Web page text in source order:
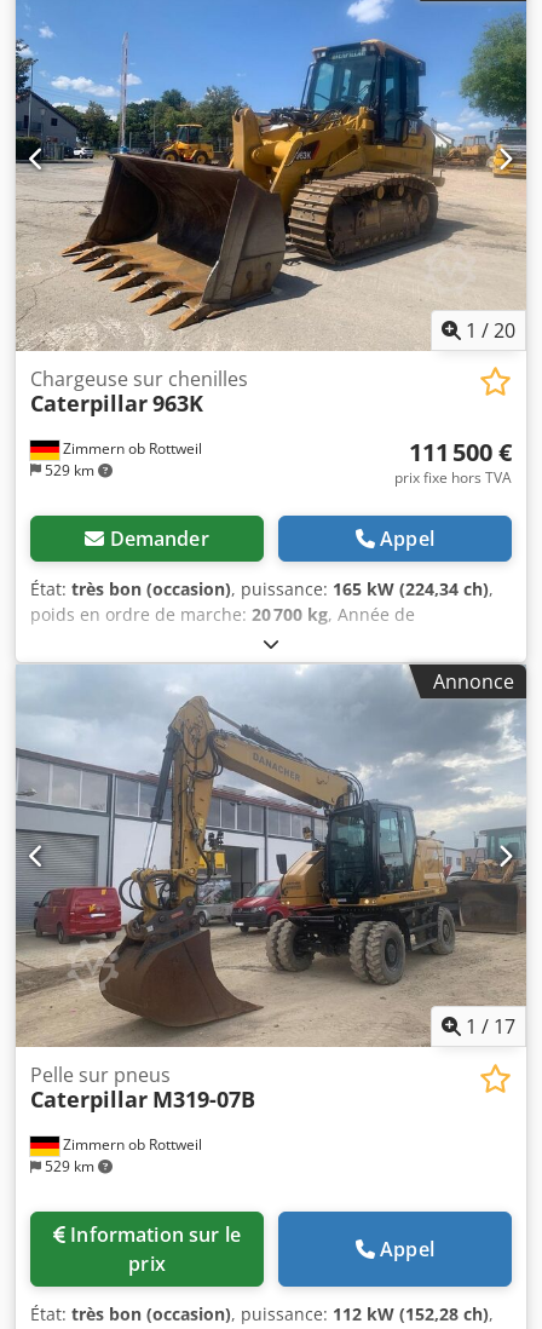
1 /20
Zimmern ob Rottweil
529 km
Chargeuse sur chenilles
Caterpillar963K
111 500 €
prix fixe hors TVA
Demander Appel
État: très bon (occasion), puissance: 165 kW (224,34 ch),
poids en ordre de marche: 20 700 kg, Année de
, heures de fonctionnement:
Équipement:climatisation, CATERPILLAR 963K Année de
fabrication : 2019 Heures de fonctionnement :
8 171 heures Cabine fermée Climatisation Radio Caméra
de recul Pelle avec dents Trains de roulement en bon état
(environ 70 à 80 %) Largeur des plaques de base : 550 mm
Moteur de 165 kW Dedpfx Alsznirpeiock Soupape de
commande du ripper Conformité CE/EPA Poids en ordre de
marche : 20,7 tonnes.
Annonce
1 / 17
Zimmern ob Rottweil
529 km
Pelle sur pneus
Caterpillar M319-07B
prix
Appel
État: très bon (occasion), puissance: 112 kW (152,28 ch),